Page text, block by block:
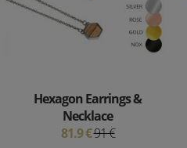
Hexagon Earrings &
Necklace
81.9 €91 €